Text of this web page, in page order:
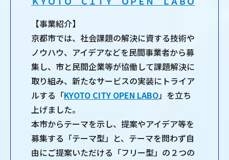
【事業紹介】
京都市では、社会課題の解決に資する技術や
ノウハウ、アイデアなどを民間事業者から募
集し、市と民間企業等が協働して課題解決に
取り組み、新たなサービスの実装にトライア
ルする「KYOTO CITY OPEN LABO」を立ち
上げました。
本市からテーマを示し、提案やアイデア等を
募集する「テーマ型」と、テーマを問わず自
由にご提案いただける「フリー型」の２つの